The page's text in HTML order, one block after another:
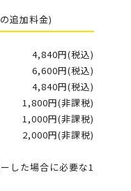
追加料金)
4,840円(税込)
6,600円(税込)
4,840円(税込)
1,800円(非課税)
1,000円(非課税)
2,000円(非課税)
した場合に必要な1